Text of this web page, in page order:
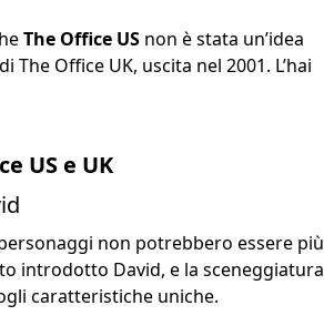
The Office US non è stata un’idea
Office UK, uscita nel 2001. L’hai
US e UK
non potrebbero essere più
introdotto David, e la sceneggiatura
caratteristiche uniche.